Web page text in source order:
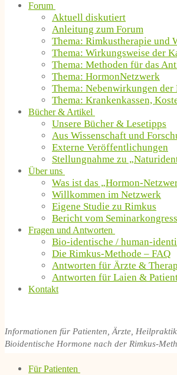
Forum
Aktuell diskutiert
Anleitung zum Forum
Thema: Rimkustherapie und
Thema: Wirkungsweise der
Thema: Methoden für das
Thema: HormonNetzwerk
Thema: Nebenwirkungen der
Thema: Krankenkassen,
Bücher & Artikel
Unsere Bücher & Lesetipps
Aus Wissenschaft und
Externe Veröffentlichungen
Stellungnahme zu
Über uns
Was ist das „Hormon-
Willkommen im Netzwerk
Eigene Studie zu Rimkus
Bericht vom Seminarkongress
Fragen und Antworten
Bio-identische / human-
Die Rimkus-Methode – FAQ
Antworten für Ärzte &
Antworten für Laien &
Kontakt
Informationen für Patienten, Ärzte,
Bioidentische Hormone nach der Rimkus-
Für Patienten